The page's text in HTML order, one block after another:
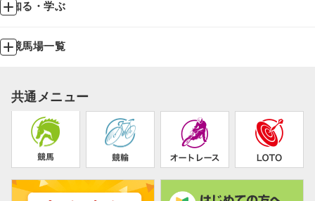
知る・学ぶ
競馬場一覧
共通メニュー